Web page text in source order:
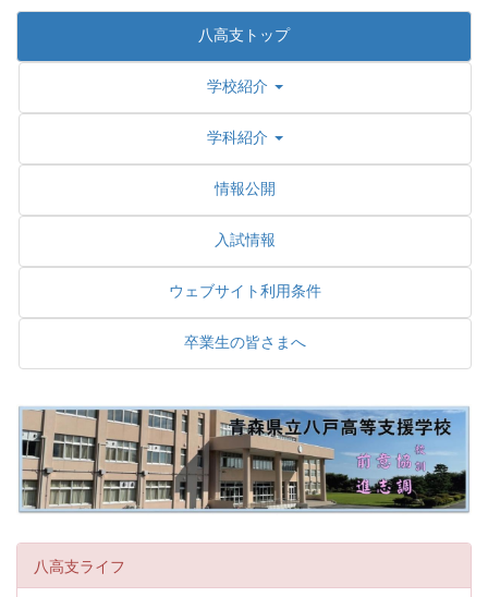
八高支トップ
学校紹介
学科紹介
情報公開
入試情報
ウェブサイト利用条件
卒業生の皆さまへ
八高支ライフ